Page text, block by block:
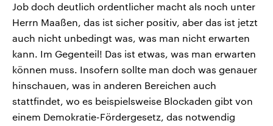
Job doch deutlich ordentlicher macht als noch unter
Herrn Maaßen, das ist sicher positiv, aber das ist jetzt
auch nicht unbedingt was, was man nicht erwarten
kann. Im Gegenteil! Das ist etwas, was man erwarten
können muss. Insofern sollte man doch was genauer
hinschauen, was in anderen Bereichen auch
stattfindet, wo es beispielsweise Blockaden gibt von
einem Demokratie-Fördergesetz, das notwendig